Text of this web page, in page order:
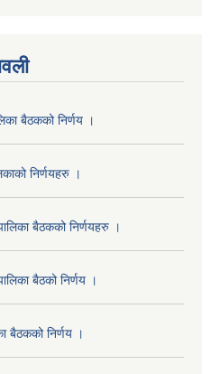
बैठकको निर्णय ।
निर्णयहरु ।
बैठकको निर्णयहरु ।
बैठको निर्णय ।
बैठकको निर्णय ।